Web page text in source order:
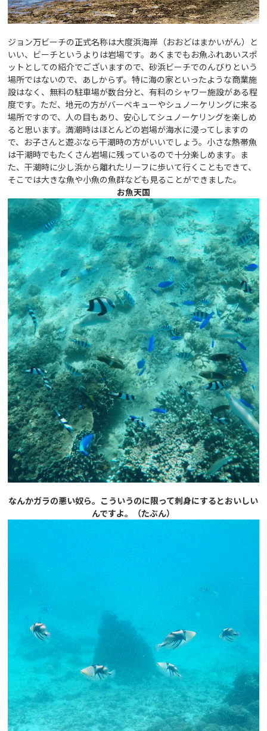
ジョン万ビーチの正式名称は大度浜海岸（おおどはまかいがん）と
いい、ビーチというよりは岩場です。あくまでもお魚ふれあいスポ
ットとしての紹介でございますので、砂浜ビーチでのんびりという
場所ではないので、あしからず。特に海の家といったような商業施
設はなく、無料の駐車場が数台分と、有料のシャワー施設がある程
度です。ただ、地元の方がバーベキューやシュノーケリングに来る
場所ですので、人の目もあり、安心してシュノーケリングを楽しめ
ると思います。満潮時はほとんどの岩場が海水に浸ってしますの
で、お子さんと遊ぶなら干潮時の方がいいでしょう。小さな熱帯魚
は干潮時でもたくさん岩場に残っているので十分楽しめます。ま
た、干潮時に少し浜から離れたリーフに歩いて行くこともできて、
そこでは大きな魚や小魚の魚群なども見ることができました。
お魚天国
なんかガラの悪い奴ら。こういうのに限って刺身にするとおいしい
んですよ。（たぶん）